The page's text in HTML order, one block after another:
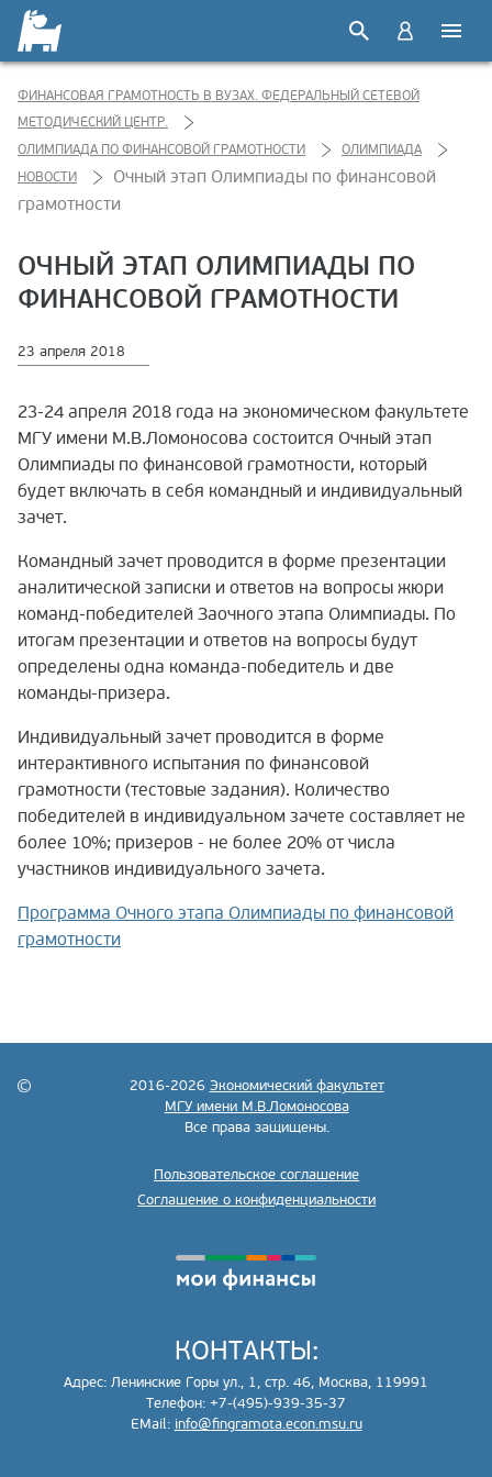
ФИНАНСОВАЯ ГРАМОТНОСТЬ В ВУЗАХ. ФЕДЕРАЛЬНЫЙ СЕТЕВОЙ
МЕТОДИЧЕСКИЙ ЦЕНТР.
ОЛИМПИАДА ПО ФИНАНСОВОЙ ГРАМОТНОСТИ
ОЛИМПИАДА
НОВОСТИ
Очный этап Олимпиады по финансовой
грамотности
ОЧНЫЙ ЭТАП ОЛИМПИАДЫ ПО
ФИНАНСОВОЙ ГРАМОТНОСТИ
23 апреля 2018
23-24 апреля 2018 года на экономическом факультете
МГУ имени М.В.Ломоносова состоится Очный этап
Олимпиады по финансовой грамотности, который
будет включать в себя командный и индивидуальный
зачет.
Командный зачет проводится в форме презентации
аналитической записки и ответов на вопросы жюри
команд-победителей Заочного этапа Олимпиады. По
итогам презентации и ответов на вопросы будут
определены одна команда-победитель и две
команды-призера.
Индивидуальный зачет проводится в форме
интерактивного испытания по финансовой
грамотности (тестовые задания). Количество
победителей в индивидуальном зачете составляет не
более 10%; призеров - не более 20% от числа
участников индивидуального зачета.
Программа Очного этапа Олимпиады по финансовой
грамотности
2016-2026 Экономический факультет
МГУ имени М.В.Ломоносова
Все права защищены.
Пользовательское соглашение
Соглашение о конфиденциальности
КОНТАКТЫ:
Адрес: Ленинские Горы ул., 1, стр. 46, Москва, 119991
Телефон: +7-(495)-939-35-37
EMail: info@fingramota.econ.msu.ru